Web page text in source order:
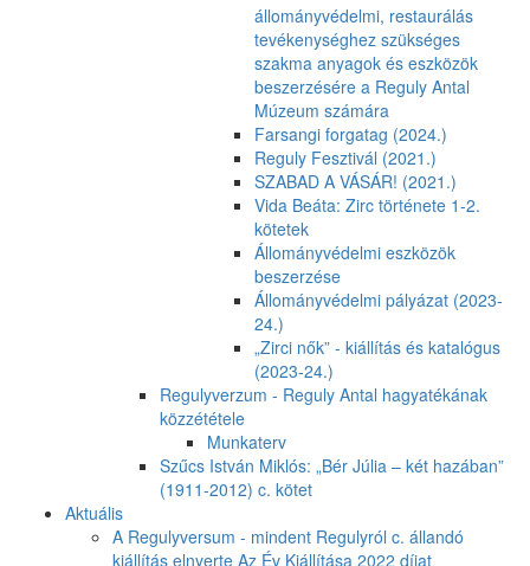
állományvédelmi, restaurálás
tevékenységhez szükséges
szakma anyagok és eszközök
beszerzésére a Reguly Antal
Múzeum számára
Farsangi forgatag (2024.)
Reguly Fesztivál (2021.)
SZABAD A VÁSÁR! (2021.)
Vida Beáta: Zirc története 1-2.
kötetek
Állományvédelmi eszközök
beszerzése
Állományvédelmi pályázat (2023-
24.)
„Zirci nők” - kiállítás és katalógus
(2023-24.)
Regulyverzum - Reguly Antal hagyatékának
közzététele
Munkaterv
Szűcs István Miklós: „Bér Júlia – két hazában”
(1911-2012) c. kötet
Aktuális
A Regulyversum - mindent Regulyról c. állandó
kiállítás elnyerte Az Év Kiállítása 2022 díjat